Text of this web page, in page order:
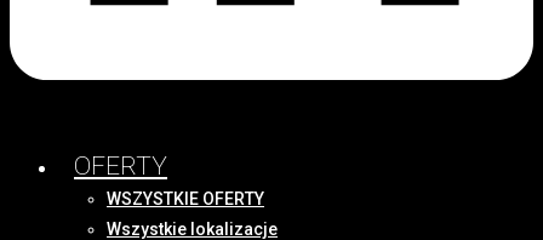
OFERTY
WSZYSTKIE OFERTY
Wszystkie lokalizacje